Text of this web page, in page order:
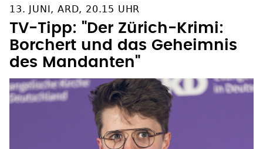
13. JUNI, ARD, 20.15 UHR
TV-Tipp: "Der Zürich-Krimi:
Borchert und das Geheimnis
des Mandanten"